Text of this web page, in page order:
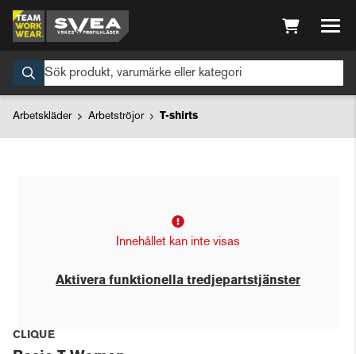
Arbetskläder Arbetströjor T-shirts
Innehållet kan inte visas
Aktivera funktionella tredjepartstjänster
CLIQUE